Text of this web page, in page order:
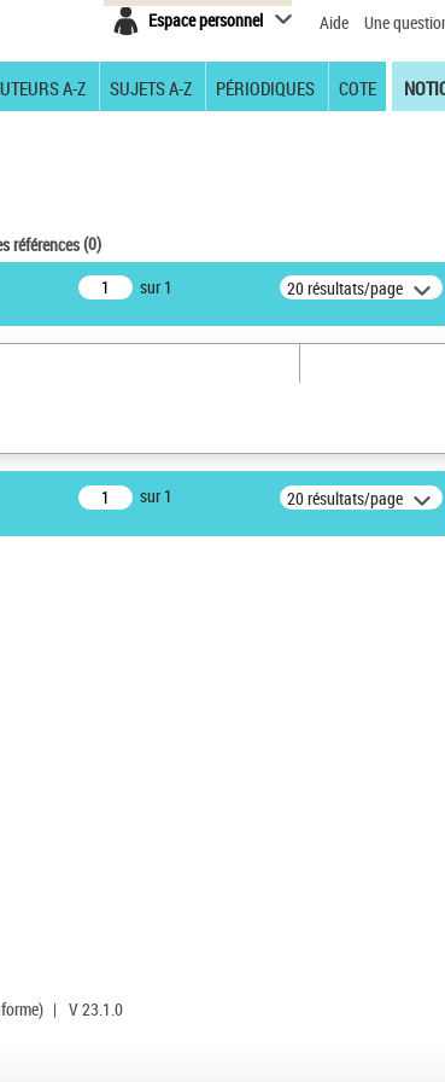
Espace personnel Aide Une
A-Z SUJETS A-Z PÉRIODIQUES COTE
références(0)
sur 1 20 résultats/page
sur 1 20 résultats/page
| V 23.1.0